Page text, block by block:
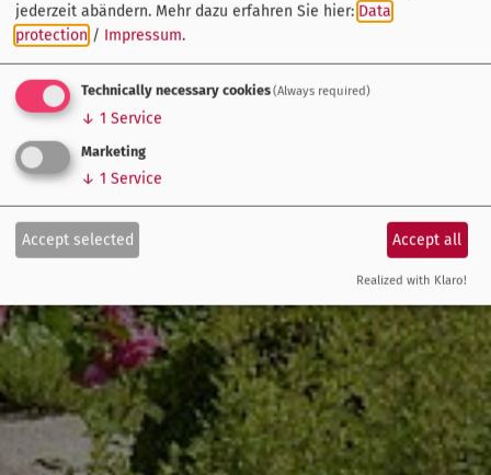
jederzeit abändern. Mehr dazu erfahren Sie hier: Data
protection / Impressum.
Technically necessary cookies(Always required)
↓ 1 Service
Marketing
↓ 1 Service
Accept selected Accept all
Realized with Klaro!